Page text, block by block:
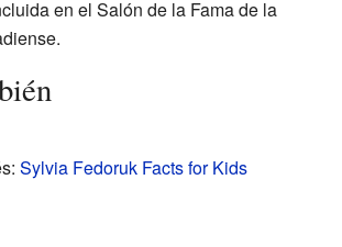
en el Salón de la Fama de la
Sylvia Fedoruk Facts for Kids